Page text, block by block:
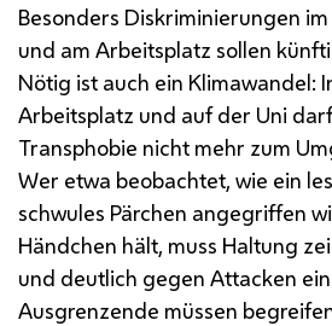
Besonders Diskriminierungen
und am Arbeitsplatz sollen
Nötig ist auch ein Klimawandel:
Arbeitsplatz und auf der Uni
Transphobie nicht mehr zum
Wer etwa beobachtet, wie ein
schwules Pärchen angegriffen
Händchen hält, muss Haltung
und deutlich gegen Attacken
Ausgrenzende müssen